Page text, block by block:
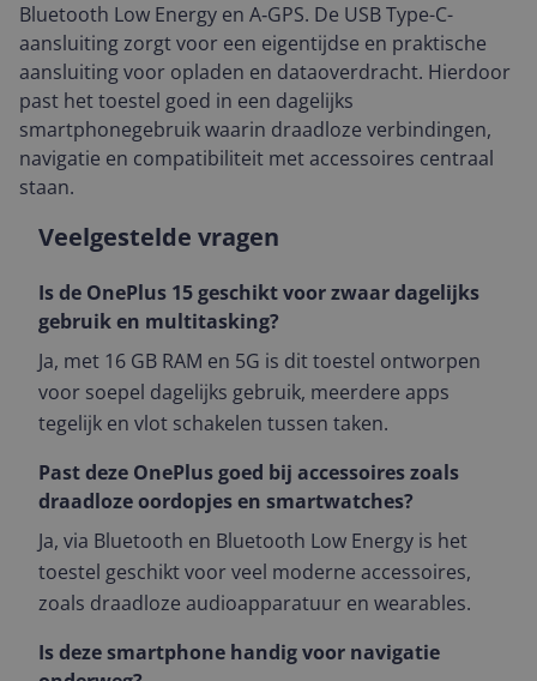
Bluetooth Low Energy en A‑GPS. De USB Type-C-
aansluiting zorgt voor een eigentijdse en praktische
aansluiting voor opladen en dataoverdracht. Hierdoor
past het toestel goed in een dagelijks
smartphonegebruik waarin draadloze verbindingen,
navigatie en compatibiliteit met accessoires centraal
staan.
Veelgestelde vragen
Is de OnePlus 15 geschikt voor zwaar dagelijks
gebruik en multitasking?
Ja, met 16 GB RAM en 5G is dit toestel ontworpen
voor soepel dagelijks gebruik, meerdere apps
tegelijk en vlot schakelen tussen taken.
Past deze OnePlus goed bij accessoires zoals
draadloze oordopjes en smartwatches?
Ja, via Bluetooth en Bluetooth Low Energy is het
toestel geschikt voor veel moderne accessoires,
zoals draadloze audioapparatuur en wearables.
Is deze smartphone handig voor navigatie